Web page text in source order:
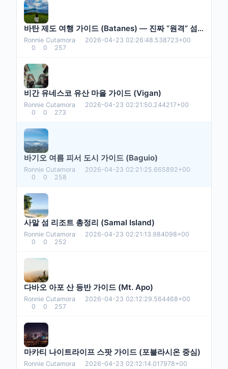
바탄 제도 여행 가이드 (Batanes) — 진짜 “원격” 섬 여행
Ronnie Cutamora
2026-04-23 02:26:48.538723+00
0
0 257
비간 유네스코 유산 마을 가이드 (Vigan)
Ronnie Cutamora
2026-04-23 02:21:50.244217+00
0
0 273
바기오 여름 피서 도시 가이드 (Baguio)
Ronnie Cutamora
2026-04-23 02:21:25.665892+00
0
0 258
사말 섬 리조트 총정리 (Samal Island)
Ronnie Cutamora
2026-04-23 02:21:13.984098+00
0
0 252
다바오 아포 산 등반 가이드 (Mt. Apo)
Ronnie Cutamora
2026-04-23 02:12:29.564468+00
0
0 257
마카티 나이트라이프 스팟 가이드 (포블라시온 중심)
Ronnie Cutamora
2026-04-23 02:12:14.017978+00